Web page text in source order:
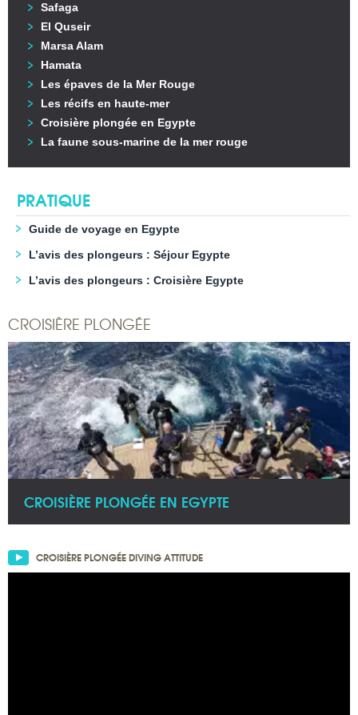
Safaga
El Quseir
Marsa Alam
Hamata
Les épaves de la Mer Rouge
Les récifs en haute-mer
Croisière plongée en Egypte
La faune sous-marine de la mer rouge
PRATIQUE
Guide de voyage en Egypte
L’avis des plongeurs : Séjour Egypte
L’avis des plongeurs : Croisière Egypte
CROISIÈRE PLONGÉE
CROISIÈRE PLONGÉE EN EGYPTE
CROISIÈRE PLONGÉE DIVING ATTITUDE